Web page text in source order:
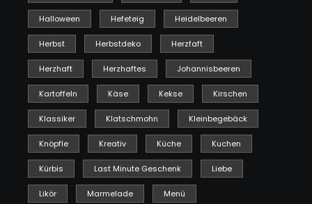
Halloween Hefeteig Heidelbeeren
Herbst Herbstdeko Herzfaft
Herzhaft Herzhaftes Johannisbeeren
Kartoffeln Käse Kekse Kirschen
Klassiker Klatschmohn Kleinbegebäck
Knöpfle Kreativ Küche Kuchen
Kürbis Last Minute Geschenk Liebe
Likör Marmelade Menü